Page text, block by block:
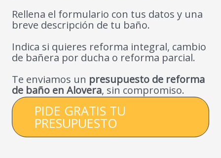
Rellena el formulario con tus datos y una
breve descripción de tu baño.
Indica si quieres reforma integral, cambio
de bañera por ducha o reforma parcial.
Te enviamos un presupuesto de reforma
de baño en Alovera, sin compromiso.
PIDE GRATIS TU
PRESUPUESTO